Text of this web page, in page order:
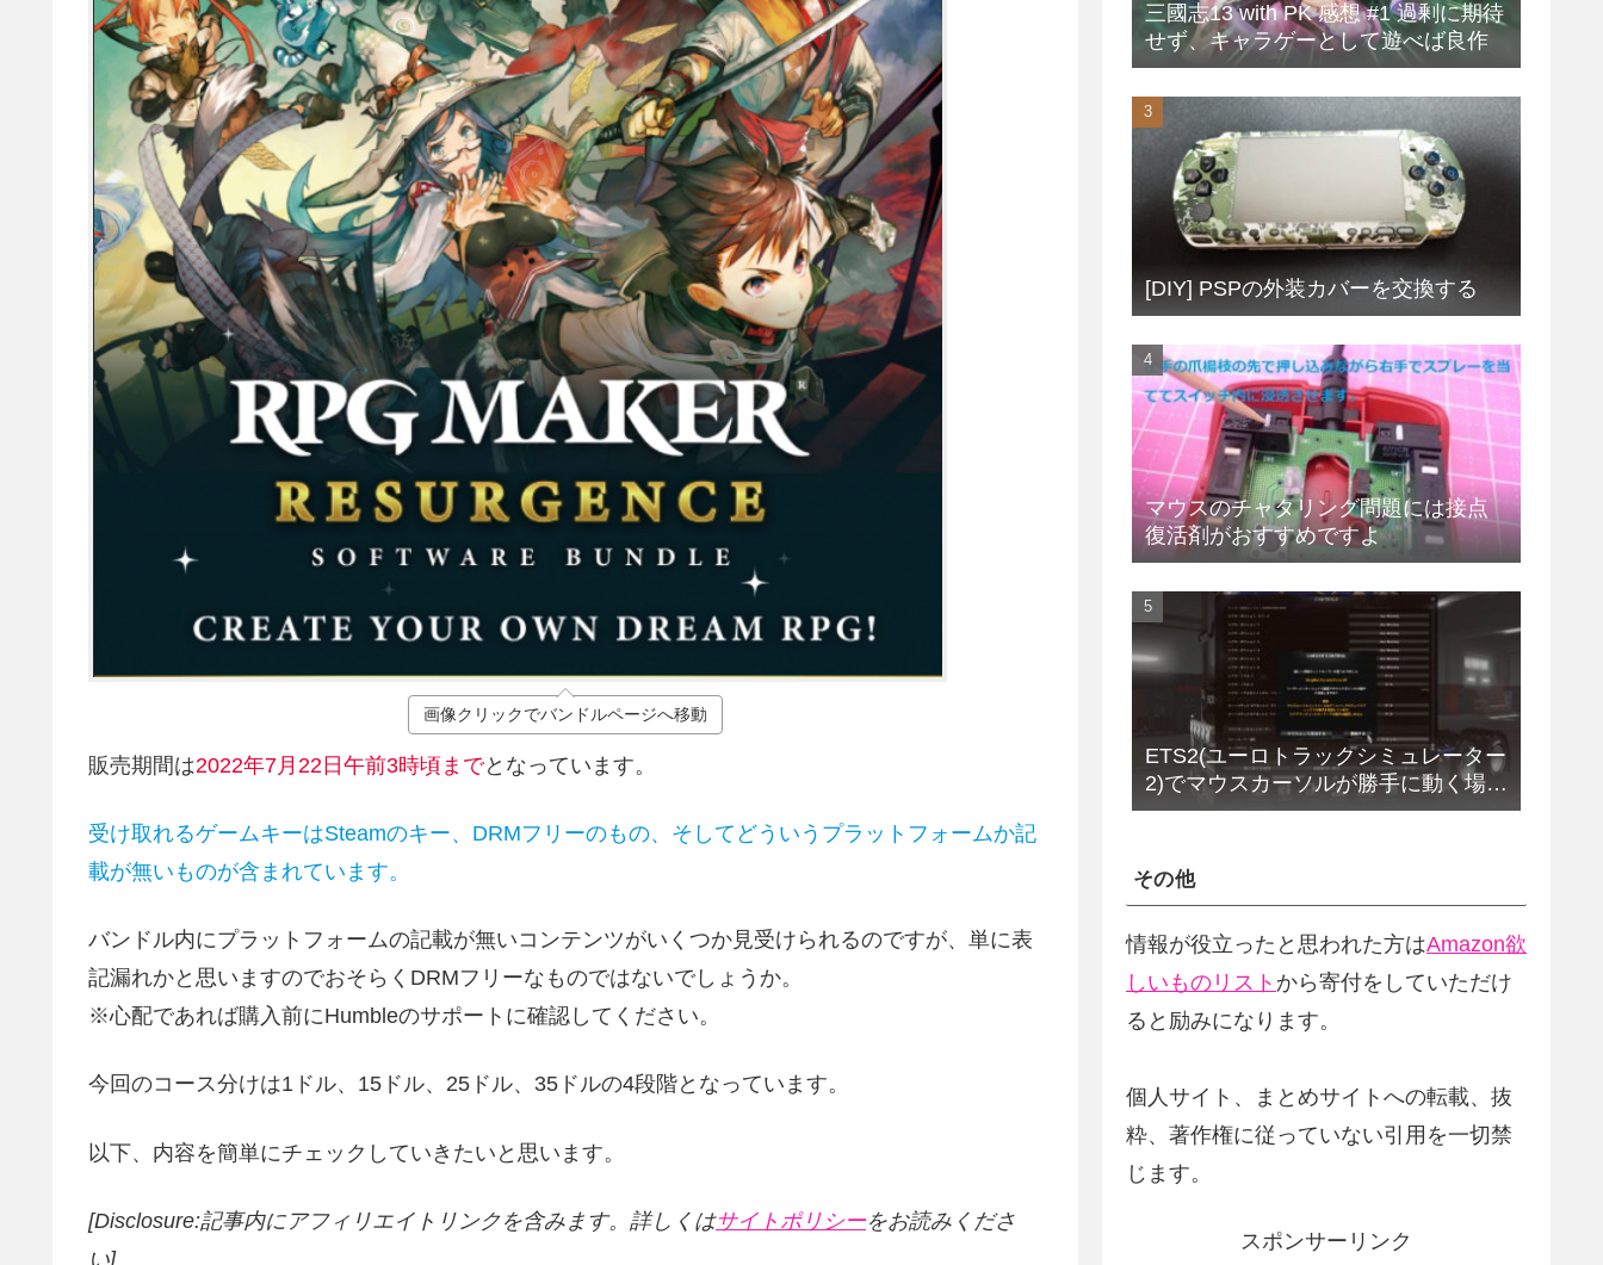
画像クリックでバンドルページへ移動
販売期間は2022年7月22 日午前3時頃までとなっています。
受け取れるゲームキーはSteamのキー、DRMフリーのもの、そしてどういうプラットフォームか記
載が無いものが含まれています。
バンドル内にプラットフォームの記載が無いコンテンツがいくつか見受けられるのですが、単に表
記漏れかと思いますのでおそらくDRMフリーなものではないでしょうか。
※心配であれば購入前にHumbleのサポートに確認してください。
今回のコース分けは1ドル、15ドル、25ドル、35ドルの4段階となっています。
以下、内容を簡単にチェックしていきたいと思います。
[Disclosure:記事内にアフィリエイトリンクを含みます。詳しくはサイトポリシーをお読みくださ
い]
三國志13 with PK 感想 #1 過剰に期待
せず、キャラゲーとして遊べば良作
[DIY] PSPの外装カバーを交換する
マウスのチャタリング問題には接点
復活剤がおすすめですよ
ETS2(ユーロトラックシミュレーター
2)でマウスカーソルが勝手に動く場合
の解決法(改定版)
その他
情報が役立ったと思われた方はAmazon欲
しいものリスト から寄付をしていただけ
ると励みになります。
個人サイト、まとめサイトへの転載、抜
粋、著作権に従っていない引用を一切禁
じます。
スポンサーリンク